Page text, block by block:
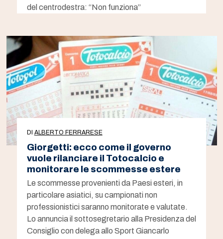
del centrodestra: “Non funziona”
DI ALBERTO FERRARESE
Giorgetti: ecco come il governo
vuole rilanciare il Totocalcio e
monitorare le scommesse estere
Le scommesse provenienti da Paesi esteri, in
particolare asiatici, su campionati non
professionistici saranno monitorate e valutate.
Lo annuncia il sottosegretario alla Presidenza del
Consiglio con delega allo Sport Giancarlo